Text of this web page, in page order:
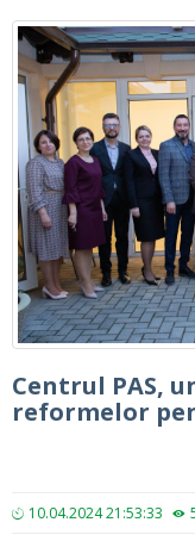
Centrul PAS,
reformelor
10.04.2024 21:53:33